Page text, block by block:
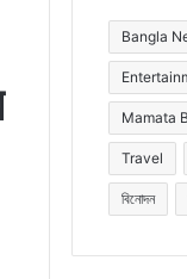
Bangla
Mamata
Travel
বিনোদন